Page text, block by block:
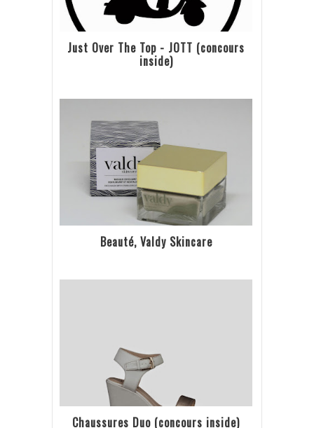
Just Over The Top - JOTT (concours
inside)
Beauté, Valdy Skincare
Chaussures Duo (concours inside)